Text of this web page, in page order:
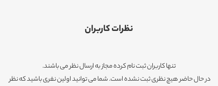
نظرات کاربران
تنها کاربران ثبت نام کرده مجاز به ارسال نظر می باشند.
در حال حاضر هیچ نظری ثبت نشده است. شما می توانید اولین نفری باشید که نظر